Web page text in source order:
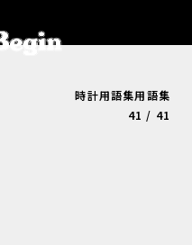
時計用語集用語集
41 / 41